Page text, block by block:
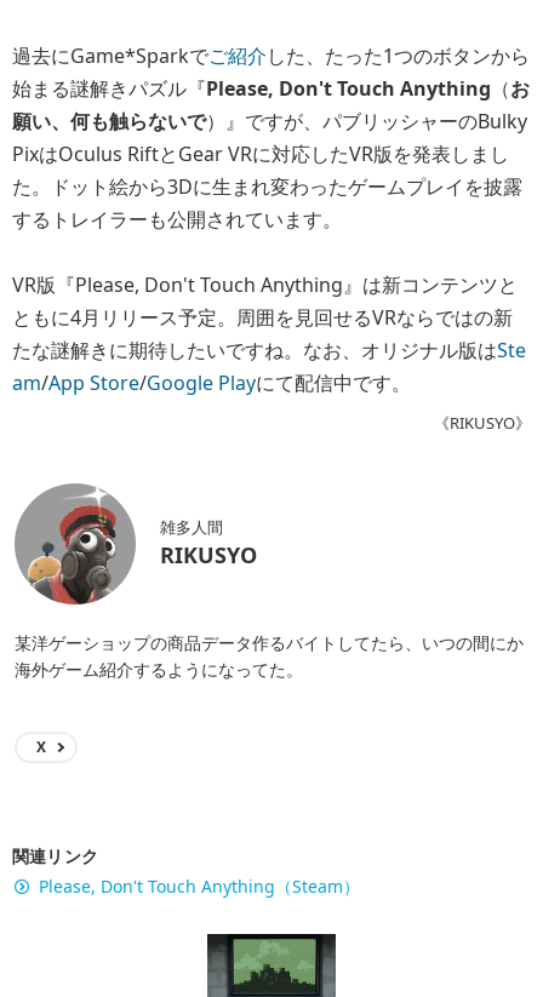
過去にGame*Sparkでご紹介した、たった1つのボタンから
始まる謎解きパズル『Please, Don't Touch Anything （お
願い、何も触らないで）』ですが、パブリッシャーのBulky
PixはOculus RiftとGear VRに対応したVR版を発表しまし
た。ドット絵から3Dに生まれ変わったゲームプレイを披露
するトレイラーも公開されています。
VR版『Please, Don't Touch Anything』は新コンテンツと
ともに4月リリース予定。周囲を見回せるVRならではの新
たな謎解きに期待したいですね。なお、オリジナル版はSte
am/App Store/Google Playにて配信中です。
《RIKUSYO》
雑多人間
RIKUSYO
某洋ゲーショップの商品データ作るバイトしてたら、いつの間にか
海外ゲーム紹介するようになってた。
X
関連リンク
Please, Don't Touch Anything（Steam）